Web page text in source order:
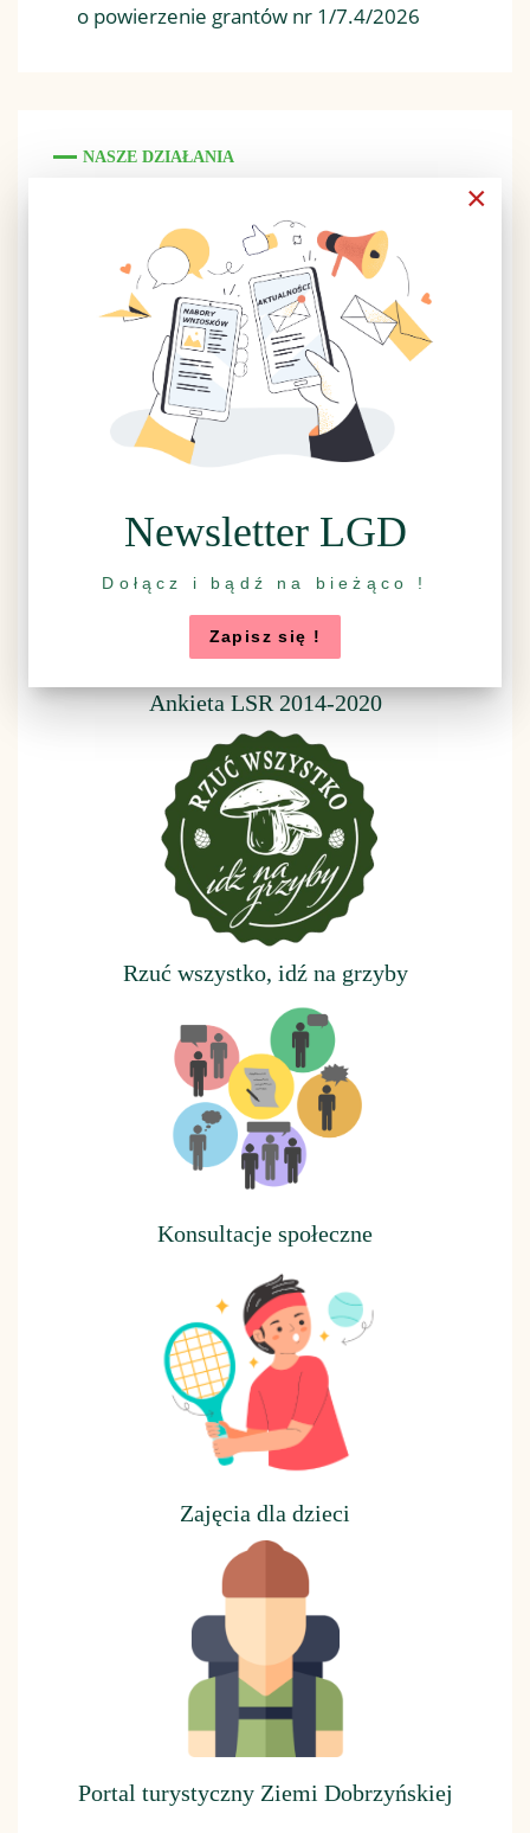
o powierzenie grantów nr 1/7.4/2026
NASZE DZIAŁANIA
Ankieta LSR 2023-2027
Ankieta LSR 2014-2020
Rzuć wszystko, idź na grzyby
Konsultacje społeczne
Zajęcia dla dzieci
Portal turystyczny Ziemi Dobrzyńskiej
×
Newsletter LGD
Dołącz i bądź na bieżąco !
Zapisz się !